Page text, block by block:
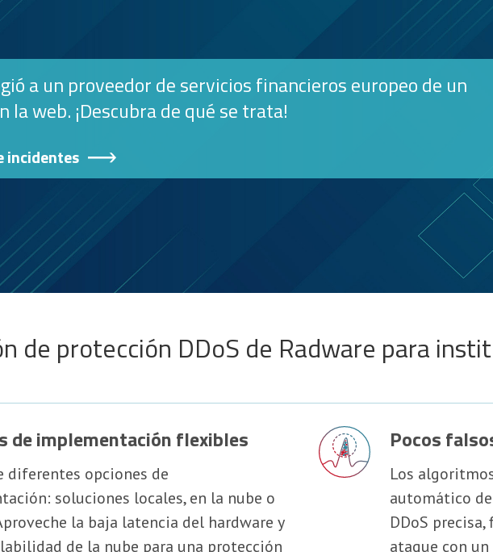
a un proveedor de servicios financieros europeo de un
la web. ¡Descubra de qué se trata!
incidentes
de protección DDoS de Radware para
de implementación flexibles
diferentes opciones de
soluciones locales, en la nube o
la baja latencia del hardware y
de la nube para una protección
Pocos
Los
automático
DDoS
ataque con